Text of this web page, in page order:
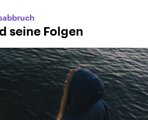
seine Folgen